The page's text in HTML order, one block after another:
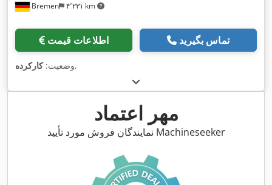
Bremen ۴٬۲۳۱ km
اطلاعات قیمت تماس بگیرید
وضعیت:کارکرده ,
مهر اعتماد
نمایندگان فروش مورد تأیید Machineseeker